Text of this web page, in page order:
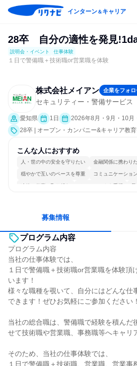
インターン＆キャリア
28卒 自分の適性を発見
説明会・イベント 仕事体験
１日で警備職＋技術職or営業職を体験
株式会社メイアン 企業をフォロ
セキュリティー・警備サービス
愛知県 1日
2026年8月・9月・10月
28卒 | オープン・カンパニー&キャリア教
こんな人におすすめ
人・世の中の安全を守りたい 金融関係に携わり
穏やかで互いのペースを尊重 コミュニケーショ
冷静に仕事に取り組む チームワークを重視
募集情報
プログラム内容
プログラム内容
当社の仕事体験では、
１日で警備職＋技術職or営業職を体験頂
います！
様々な職種を覗いて、自分にはどんな仕
できます！ぜひお気軽にご参加ください！
当社の総合職は、警備職で経験を積んだ
せて技術職や営業職、事務職等へキャリ
そのため、当社の仕事体験では、
１日で警備職＋技術職、営業職、営業事